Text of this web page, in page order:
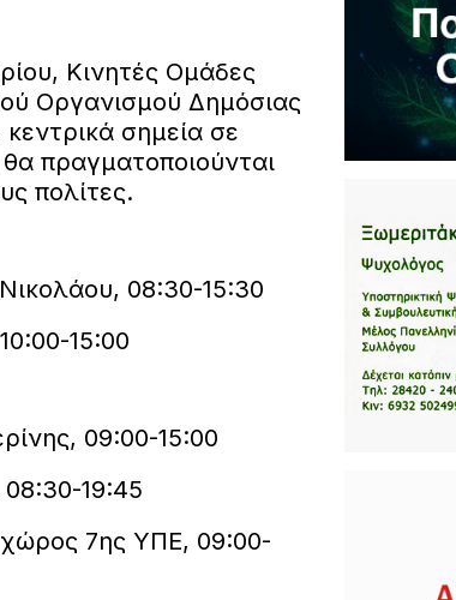
Κινητές Ομάδες
Οργανισμού Δημόσιας
σημεία σε
πραγματοποιούνται
πολίτες.
08:30-15:30
15:00
09:00-15:00
19:45
χώρος 7ης ΥΠΕ, 09:00-